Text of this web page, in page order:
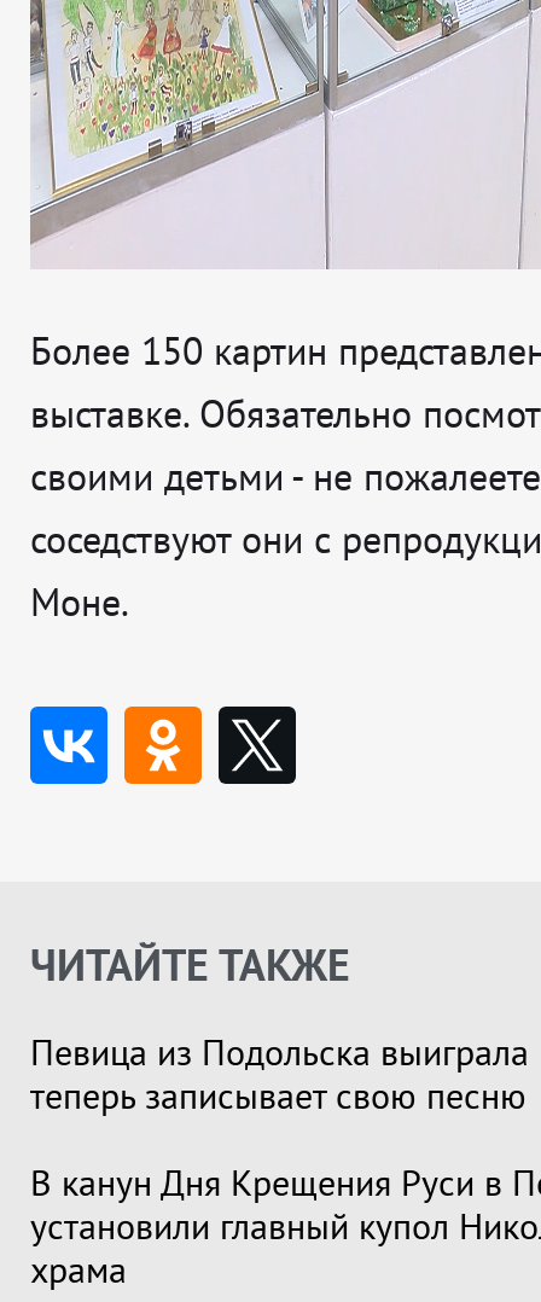
Более 150 картин
выставке. Обязательно
своими детьми - не
соседствуют они с
Моне.
ЧИТАЙТЕ ТАКЖЕ
Певица из Подольска выиграла
теперь записывает свою песню
В канун Дня Крещения Руси в
установили главный купол
храма